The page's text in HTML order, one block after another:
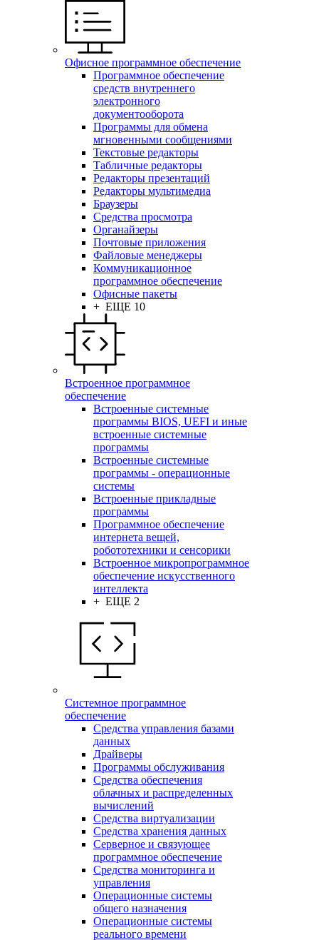
Офисное программное обеспечение
Программное обеспечение
средств внутреннего
электронного
документооборота
Программы для обмена
мгновенными сообщениями
Текстовые редакторы
Табличные редакторы
Редакторы презентаций
Редакторы мультимедиа
Браузеры
Средства просмотра
Органайзеры
Почтовые приложения
Файловые менеджеры
Коммуникационное
программное обеспечение
Офисные пакеты
+ ЕЩЕ 10
Встроенное программное
обеспечение
Встроенные системные
программы BIOS, UEFI и иные
встроенные системные
программы
Встроенные системные
программы - операционные
системы
Встроенные прикладные
программы
Программное обеспечение
интернета вещей,
робототехники и сенсорики
Встроенное микропрограммное
обеспечение искусственного
интеллекта
+ ЕЩЕ 2
Системное программное
обеспечение
Средства управления базами
данных
Драйверы
Программы обслуживания
Средства обеспечения
облачных и распределенных
вычислений
Средства виртуализации
Средства хранения данных
Серверное и связующее
программное обеспечение
Средства мониторинга и
управления
Операционные системы
общего назначения
Операционные системы
реального времени